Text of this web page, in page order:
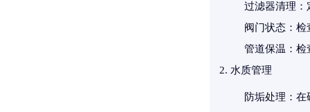
过滤器清理
阀门状态 ：
管道保温 ：
水质管理
防垢处理 ：